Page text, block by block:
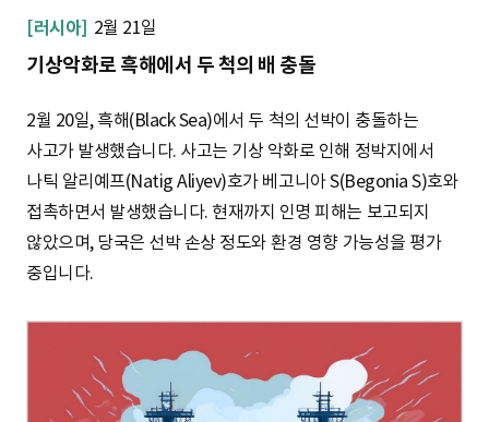
[러시아] 2월 21일
기상악화로 흑해에서 두 척의 배 충돌
2월 20일, 흑해(Black Sea)에서 두 척의 선박이 충돌하는
사고가 발생했습니다. 사고는 기상 악화로 인해 정박지에서
나틱 알리예프(Natig Aliyev)호가 베고니아 S(Begonia S)호와
접촉하면서 발생했습니다. 현재까지 인명 피해는 보고되지
않았으며, 당국은 선박 손상 정도와 환경 영향 가능성을 평가
중입니다.